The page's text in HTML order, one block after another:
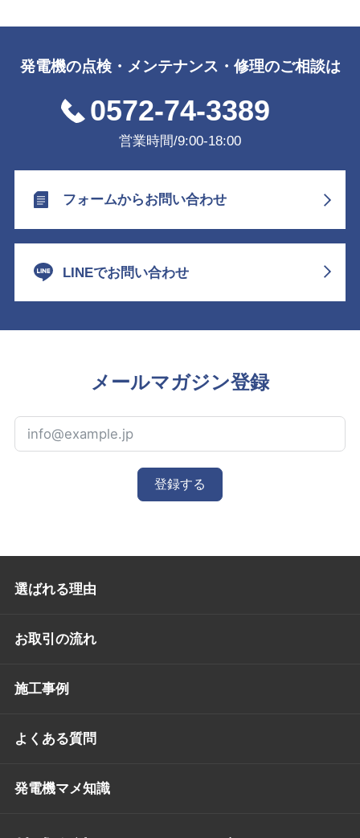
発電機の点検・メンテナンス・修理のご相談は
0572-74-3389
営業時間/9:00-18:00
フォームからお問い合わせ
LINEでお問い合わせ
メールマガジン登録
登録する
選ばれる理由
お取引の流れ
施工事例
よくある質問
発電機マメ知識